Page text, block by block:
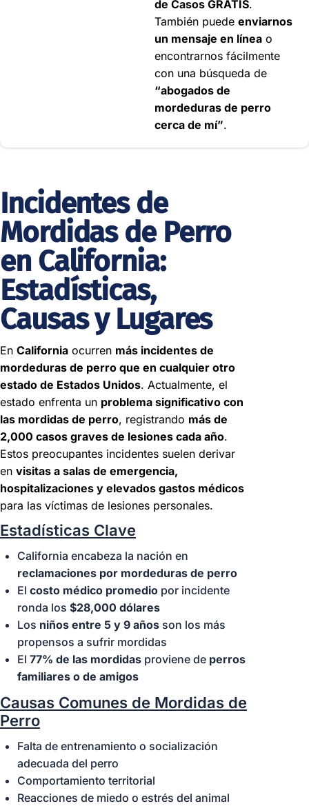
de Casos GRATIS.
También puede enviarnos
un mensaje en línea o
encontrarnos fácilmente
con una búsqueda de
“abogados de
mordeduras de perro
cerca de mí”.
Incidentes de
Mordidas de Perro
en California:
Estadísticas,
Causas y Lugares
En California ocurren más incidentes de
mordeduras de perro que en cualquier otro
estado de Estados Unidos. Actualmente, el
estado enfrenta un problema significativo con
las mordidas de perro, registrando más de
2,000 casos graves de lesiones cada año.
Estos preocupantes incidentes suelen derivar
en visitas a salas de emergencia,
hospitalizaciones y elevados gastos médicos
para las víctimas de lesiones personales.
Estadísticas Clave
California encabeza la nación en
reclamaciones por mordeduras de perro
El costo médico promedio por incidente
ronda los $28,000 dólares
Los niños entre 5 y 9 años son los más
propensos a sufrir mordidas
El 77% de las mordidas proviene de perros
familiares o de amigos
Causas Comunes de Mordidas de
Perro
Falta de entrenamiento o socialización
adecuada del perro
Comportamiento territorial
Reacciones de miedo o estrés del animal
Mordeduras de Perro
en Apple Valley
Arcadia
150 N Santa Anita Ave
#300b, Arcadia, CA
91006
Oficina de consulta.
Agende una cita
+1
626-
598-
5119
Disponibles
24/7
Abogados de
Lesiones por
Mordeduras de Perro
en Arcadia
301 W Huntington Dr
#112B, Arcadia, CA
91007
Floor 1 · Santa Anita
Medical Plaza
Oficina de consulta.
Agende una cita
+1
626-
Abogados de
Lesiones por